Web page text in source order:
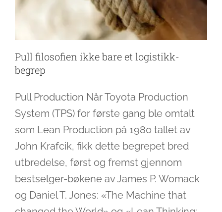
Pull filosofien ikke bare et logistikk-
begrep
Pull Production Når Toyota Production
System (TPS) for første gang ble omtalt
som Lean Production på 1980 tallet av
John Krafcik, fikk dette begrepet bred
utbredelse, først og fremst gjennom
bestselger-bøkene av James P. Womack
og Daniel T. Jones: «The Machine that